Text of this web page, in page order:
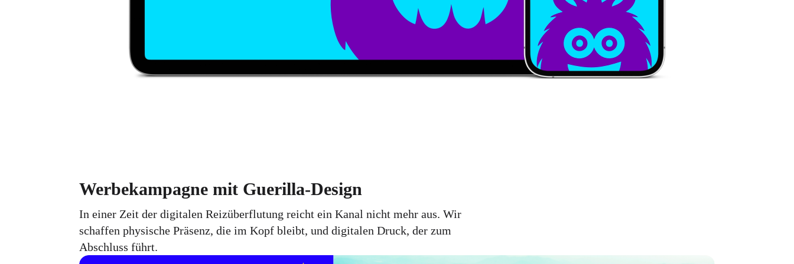
Werbekampagne mit Guerilla-Design
In einer Zeit der digitalen Reizüberflutung reicht ein Kanal nicht mehr aus. Wir
schaffen physische Präsenz, die im Kopf bleibt, und digitalen Druck, der zum
Abschluss führt.